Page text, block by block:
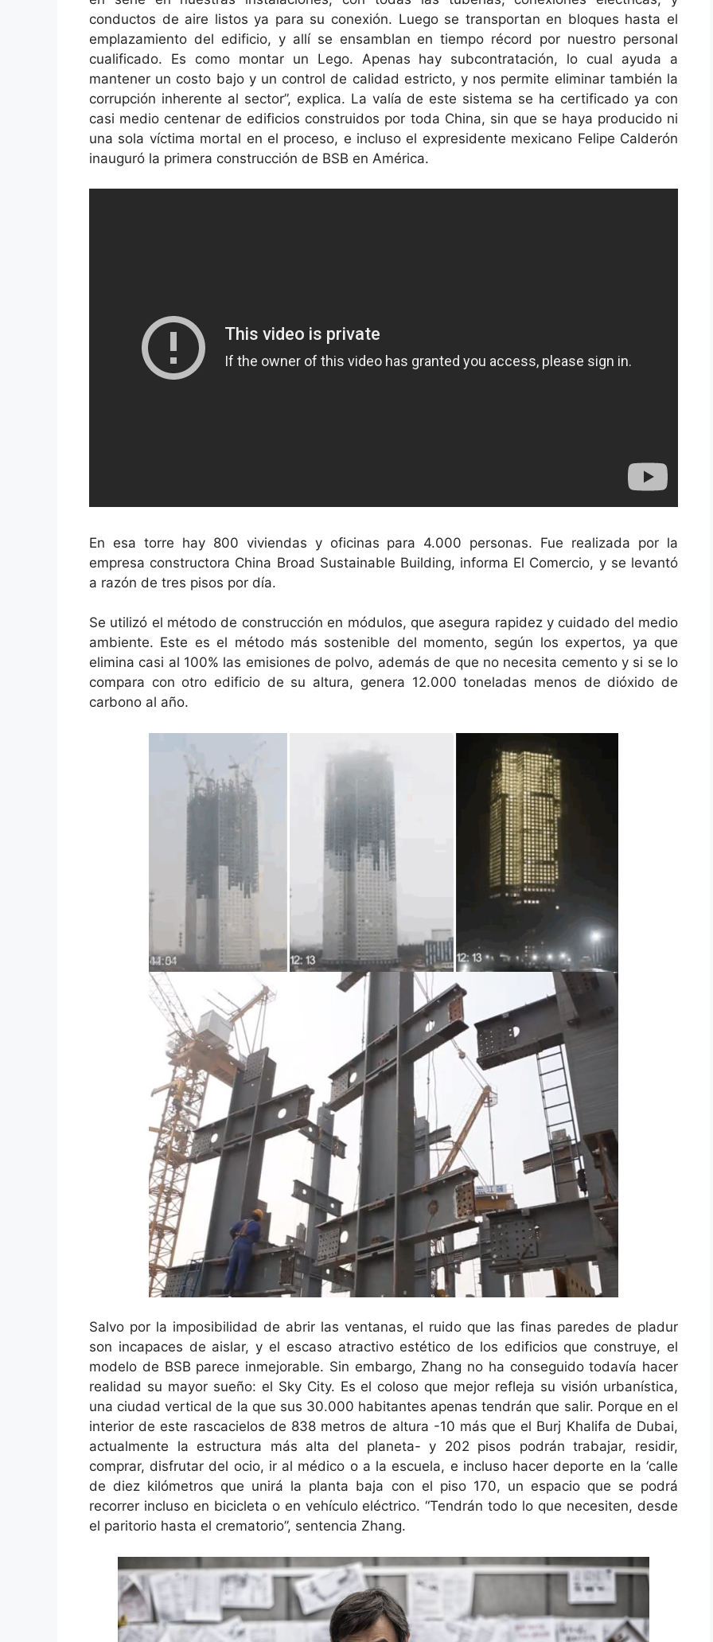
conductos de aire listos ya para su conexión. Luego se transportan en bloques hasta el
emplazamiento del edificio, y allí se ensamblan en tiempo récord por nuestro personal
cualificado. Es como montar un Lego. Apenas hay subcontratación, lo cual ayuda a
mantener un costo bajo y un control de calidad estricto, y nos permite eliminar también la
corrupción inherente al sector”, explica. La valía de este sistema se ha certificado ya con
casi medio centenar de edificios construidos por toda China, sin que se haya producido ni
una sola víctima mortal en el proceso, e incluso el expresidente mexicano Felipe Calderón
inauguró la primera construcción de BSB en América.
En esa torre hay 800 viviendas y oficinas para 4.000 personas. Fue realizada por la
empresa constructora China Broad Sustainable Building, informa El Comercio, y se levantó
a razón de tres pisos por día.
Se utilizó el método de construcción en módulos, que asegura rapidez y cuidado del medio
ambiente. Este es el método más sostenible del momento, según los expertos, ya que
elimina casi al 100% las emisiones de polvo, además de que no necesita cemento y si se lo
compara con otro edificio de su altura, genera 12.000 toneladas menos de dióxido de
carbono al año.
Salvo por la imposibilidad de abrir las ventanas, el ruido que las finas paredes de pladur
son incapaces de aislar, y el escaso atractivo estético de los edificios que construye, el
modelo de BSB parece inmejorable. Sin embargo, Zhang no ha conseguido todavía hacer
realidad su mayor sueño: el Sky City. Es el coloso que mejor refleja su visión urbanística,
una ciudad vertical de la que sus 30.000 habitantes apenas tendrán que salir. Porque en el
interior de este rascacielos de 838 metros de altura -10 más que el Burj Khalifa de Dubai,
actualmente la estructura más alta del planeta- y 202 pisos podrán trabajar, residir,
comprar, disfrutar del ocio, ir al médico o a la escuela, e incluso hacer deporte en la ‘calle
de diez kilómetros que unirá la planta baja con el piso 170, un espacio que se podrá
recorrer incluso en bicicleta o en vehículo eléctrico. “Tendrán todo lo que necesiten, desde
el paritorio hasta el crematorio”, sentencia Zhang.